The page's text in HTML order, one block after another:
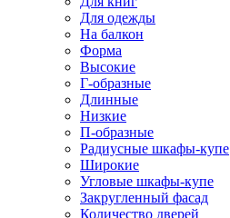
Для одежды
На балкон
Форма
Высокие
Г-образные
Длинные
Низкие
П-образные
Радиусные шкафы-купе
Широкие
Угловые шкафы-купе
Закругленный фасад
Количество дверей